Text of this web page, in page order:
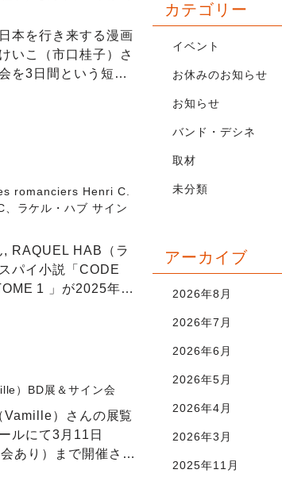
本を行き来する漫画
いこ（市口桂子）さ
を3日間という短い
お越しください
romanciers Henri C.
ラケル・ハブ サイン
RAQUEL HAB（ラ
パイ小説「CODE
1 」が2025年3
）BD展＆サイン会
Vamille）さんの展覧
ルにて3月11日
あり）まで開催され
活からインスピレ
カテゴリー
イベント
お休みのお知らせ
お知らせ
バンド・デシネ
取材
未分類
アーカイブ
2026年8月
2026年7月
2026年6月
2026年5月
2026年4月
2026年3月
2025年11月